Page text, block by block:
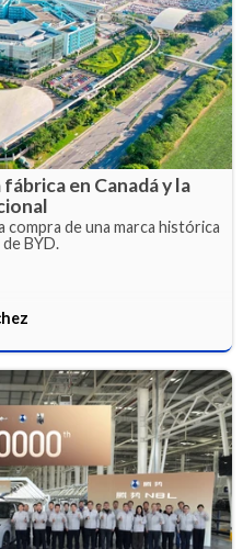
en Canadá y la
compra de una marca histórica
BYD.